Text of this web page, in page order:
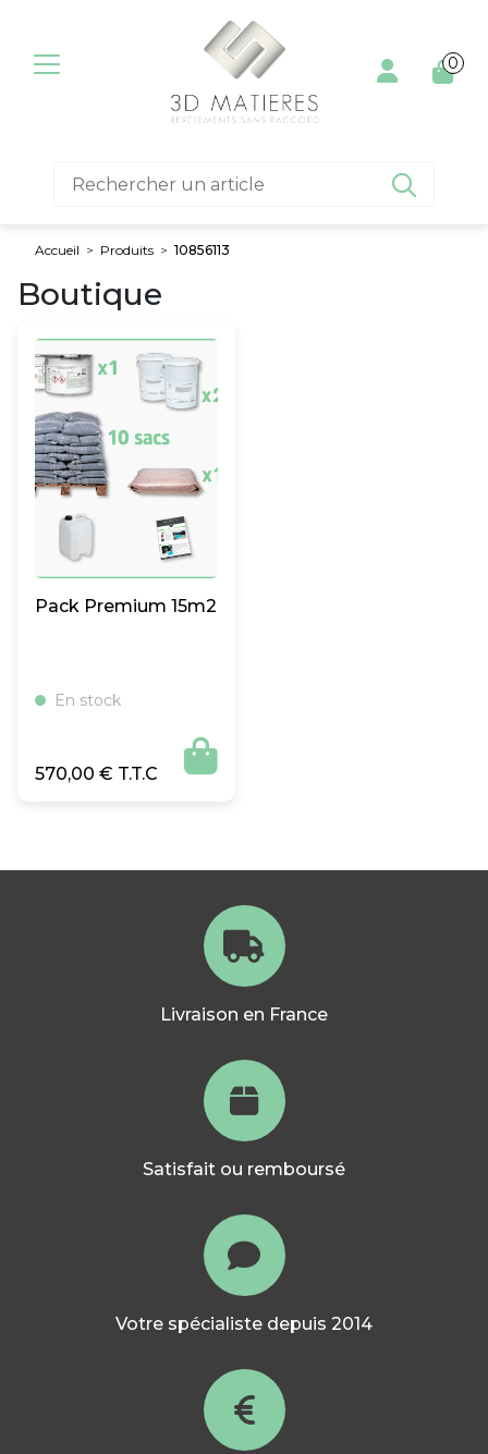
 0
Accueil > Produits > 10856113
Boutique
Pack Premium 15m2
En stock
570,00 € 
Livraison en France
Satisfait ou remboursé
Votre spécialiste depuis 2014